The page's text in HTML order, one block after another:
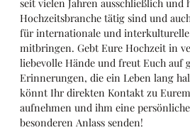
seit vielen Jahren ausschließlich
Hochzeitsbranche tätig sind und
für internationale und
mitbringen. Gebt Eure Hochzeit in
liebevolle Hände und freut Euch auf
Erinnerungen, die ein Leben lang
könnt Ihr direkten Kontakt zu
aufnehmen und ihm eine
besonderen Anlass senden!